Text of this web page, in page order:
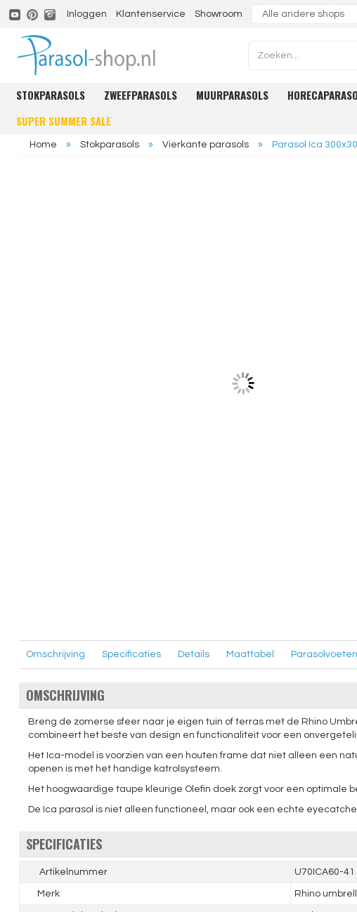
Inloggen Klantenservice Showroom
STOKPARASOLS ZWEEFPARASOLS MUURPARASOLS
SUPER SUMMER SALE
Home » Stokparasols » Vierkante parasols » Parasol Ica
Omschrijving Specificaties Details Maattabel Parasolvoeten
OMSCHRIJVING
Breng de zomerse sfeer naar je eigen tuin of terras met de Rhino
combineert het beste van design en functionaliteit voor een
Het Ica-model is voorzien van een houten frame dat niet alleen een
openen is met het handige katrolsysteem.
Het hoogwaardige taupe kleurige Olefin doek zorgt voor een optimale
De Ica parasol is niet alleen functioneel, maar ook een echte
SPECIFICATIES
Artikelnummer U70ICA60-41
Merk Rhino